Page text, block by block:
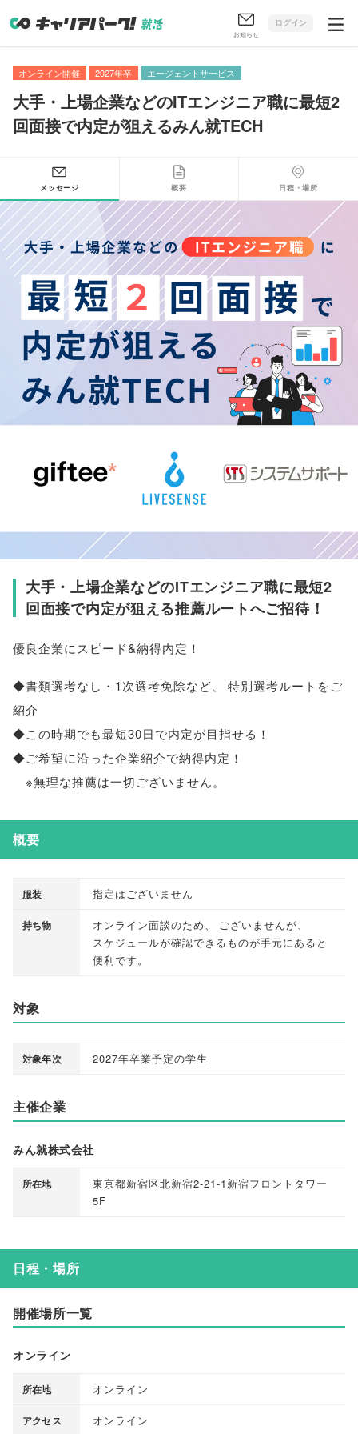
お知らせ
ログイン
オンライン開催 2027年卒 エージェントサービス
大手・上場企業などのITエンジニア職に最短2
回面接で内定が狙えるみん就TECH
メッセージ 概要 日程・場所
大手・上場企業などのITエンジニア職に最短2
回面接で内定が狙える推薦ルートへご招待！
優良企業にスピード&納得内定！
◆書類選考なし・1次選考免除など、
特別選考ルートをご
紹介
◆この時期でも最短30日で内定が目指せる！
◆ご希望に沿った企業紹介で納得内定！
※無理な推薦は一切ございません。
概要
服装 指定はございません
持ち物 オンライン面談のため、 ございませんが、
スケジュールが確認できるものが手元にあると
便利です。
対象
対象年次 2027年卒業予定の学生
主催企業
みん就株式会社
所在地
東京都新宿区北新宿2-21-1新宿フロントタワー
5F
日程・場所
開催場所一覧
オンライン
所在地 オンライン
アクセス オンライン